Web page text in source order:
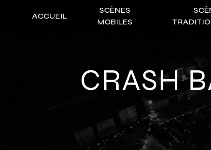
ACCUEIL
SCÈNES
MOBILES
CRASH
Panneau de gestion des cookies